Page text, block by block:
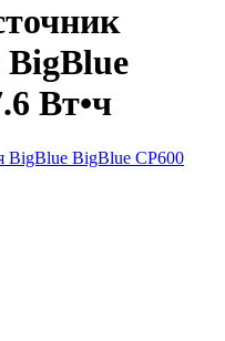
Вт•ч